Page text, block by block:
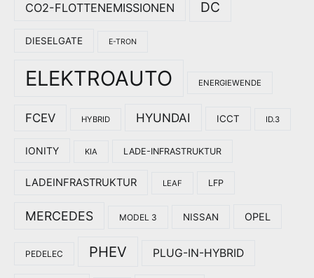
CO2-FLOTTENEMISSIONEN DC
DIESELGATE E-TRON
ELEKTROAUTO ENERGIEWENDE
FCEV HYBRID HYUNDAI ICCT ID.3
IONITY KIA LADE-INFRASTRUKTUR
LADEINFRASTRUKTUR LEAF LFP
MERCEDES MODEL 3 NISSAN OPEL
PEDELEC PHEV PLUG-IN-HYBRID